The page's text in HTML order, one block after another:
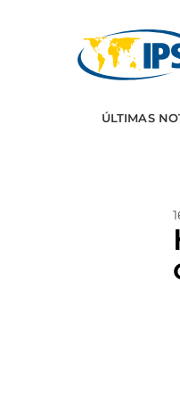
ÚLTIMAS